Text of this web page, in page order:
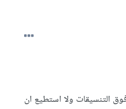
التنسيقات ولا استطيع ان